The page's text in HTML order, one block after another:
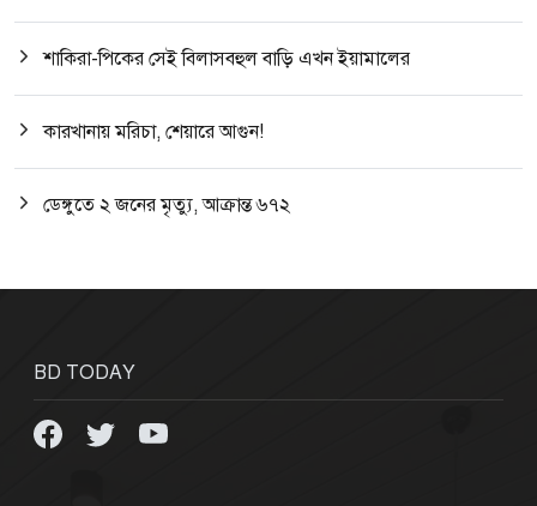
শাকিরা-পিকের সেই বিলাসবহুল বাড়ি এখন ইয়ামালের
কারখানায় মরিচা, শেয়ারে আগুন!
ডেঙ্গুতে ২ জনের মৃত্যু, আক্রান্ত ৬৭২
BD TODAY